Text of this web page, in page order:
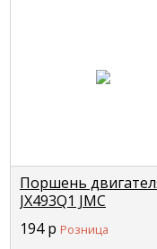
Поршень
JX493Q1 JMC
1032/43/51/52
1004060BB
194р Розница